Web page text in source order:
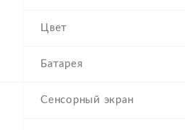
Цвет
Батарея
Сенсорный экран